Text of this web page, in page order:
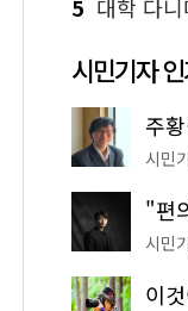
5 대학 다니며
시민기자
시민
시민